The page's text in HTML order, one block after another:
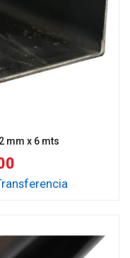
mm x 6 mts